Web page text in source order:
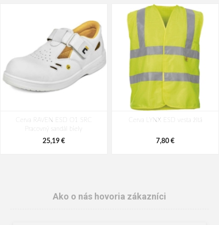
Cerva RAVEN ESD O1 SRC
Pracovný sandál biely
25,19 €
Cerva LYNX ESD vesta žltá
7,80 €
Ako o nás hovoria zákazníci